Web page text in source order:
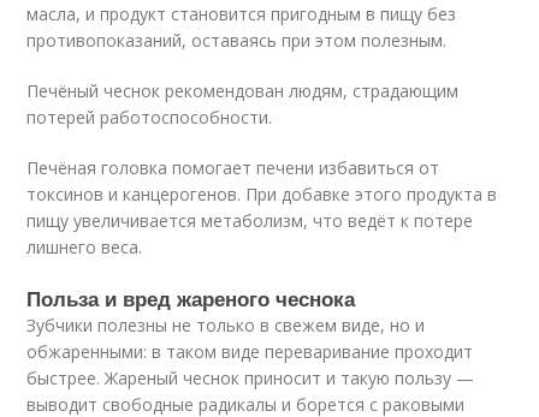
масла, и продукт становится пригодным в пищу без
противопоказаний, оставаясь при этом полезным.
Печёный чеснок рекомендован людям, страдающим
потерей работоспособности.
Печёная головка помогает печени избавиться от
токсинов и канцерогенов. При добавке этого продукта в
пищу увеличивается метаболизм, что ведёт к потере
лишнего веса.
Польза и вред жареного чеснока
Зубчики полезны не только в свежем виде, но и
обжаренными: в таком виде переваривание проходит
быстрее. Жареный чеснок приносит и такую пользу —
выводит свободные радикалы и борется с раковыми